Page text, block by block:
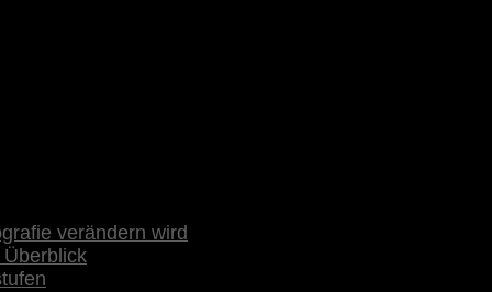
verändern wird